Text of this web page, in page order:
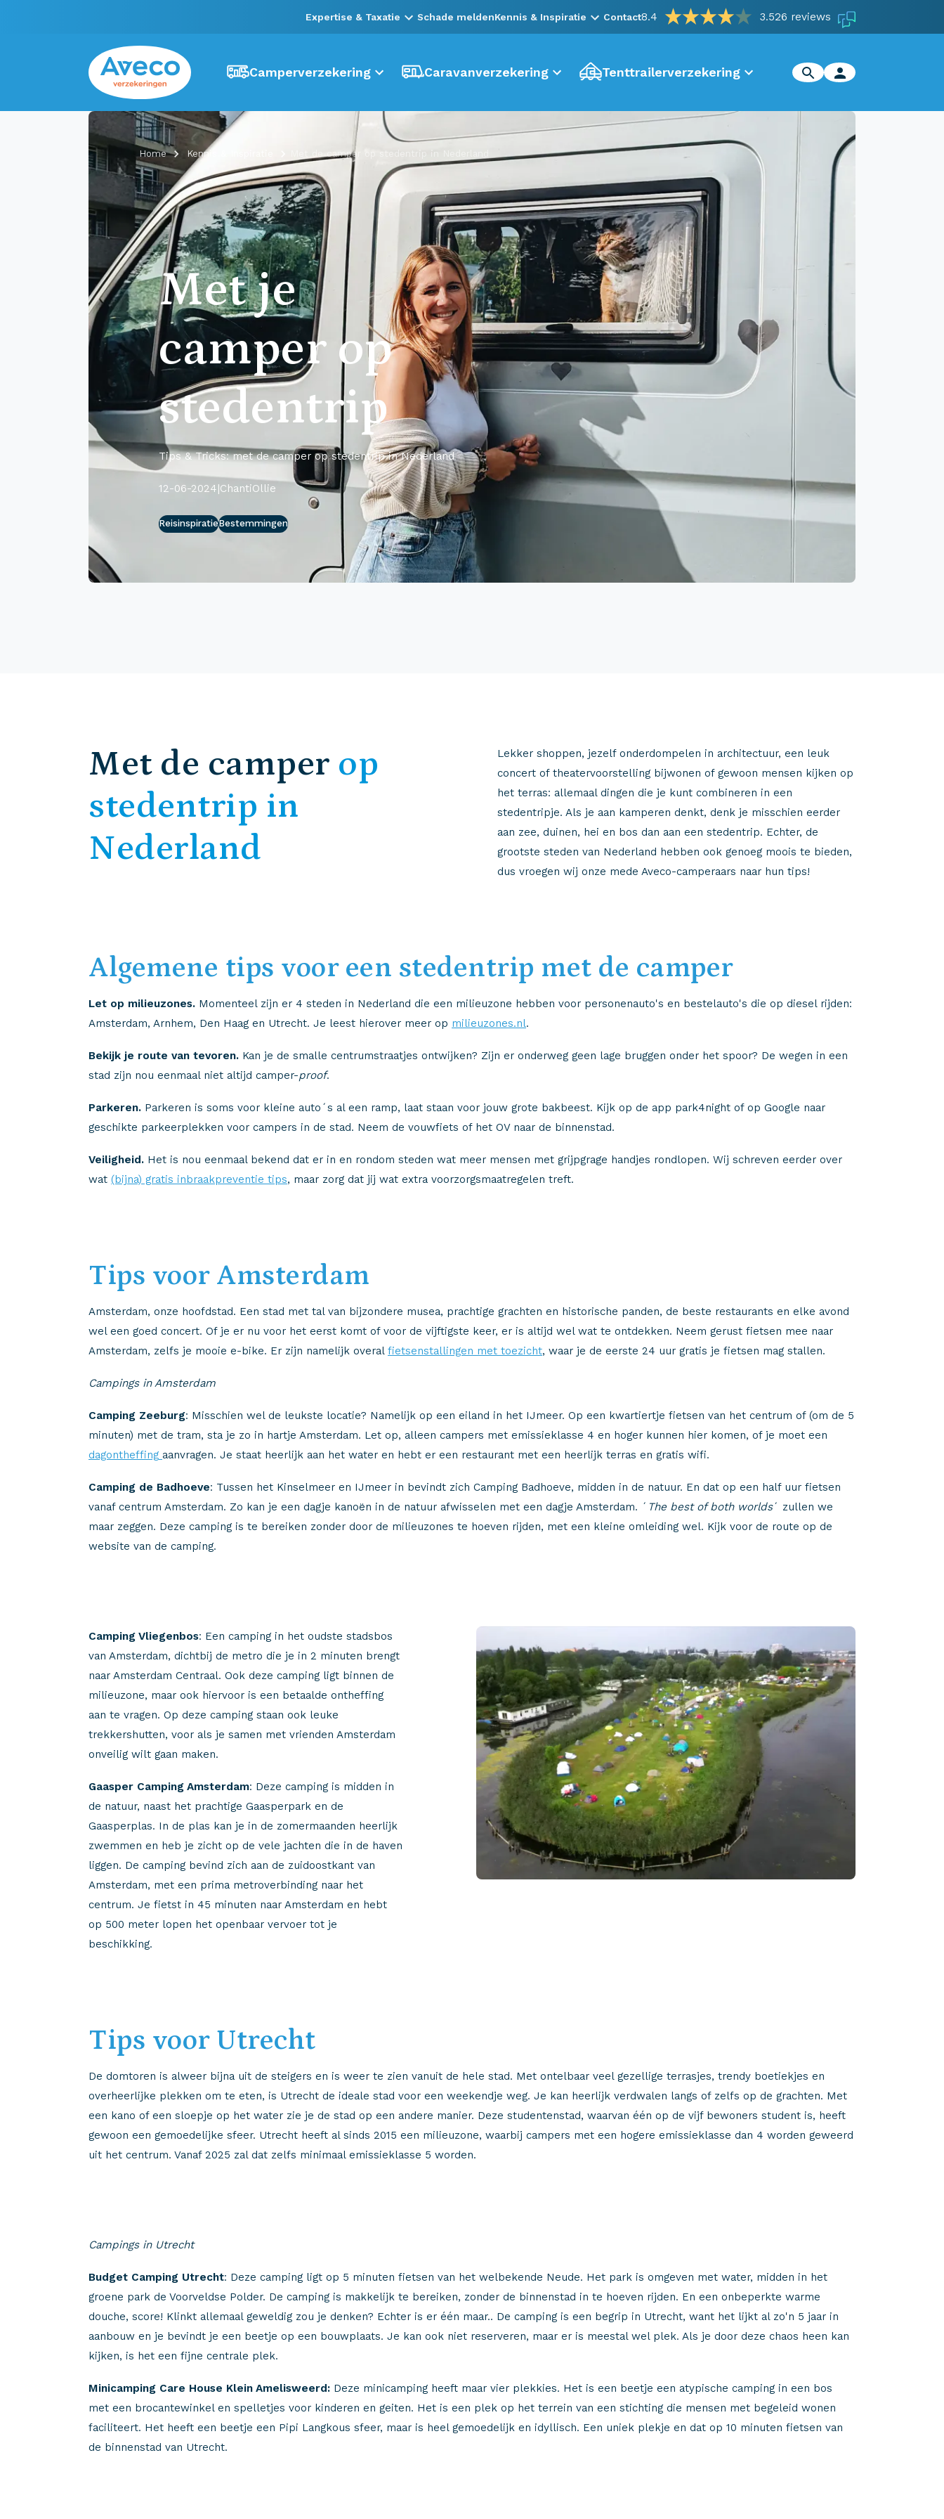
Expertise & Taxatie Schade meldenKennis & Inspiratie Contact8.4 3.526 reviews
Camperverzekering Caravanverzekering Tenttrailerverzekering
Home Kennis & Inspiratie Met de camper op stedentrip in Nederland
Met je
camper op
stedentrip
Tips & Tricks: met de camper op stedentrip in Nederland
12-06-2024|ChantiOllie
ReisinspiratieBestemmingen
Met de camper op
stedentrip in
Nederland
Lekker shoppen, jezelf onderdompelen in architectuur, een leuk
concert of theatervoorstelling bijwonen of gewoon mensen kijken op
het terras: allemaal dingen die je kunt combineren in een
stedentripje. Als je aan kamperen denkt, denk je misschien eerder
aan zee, duinen, hei en bos dan aan een stedentrip. Echter, de
grootste steden van Nederland hebben ook genoeg moois te bieden,
dus vroegen wij onze mede Aveco-camperaars naar hun tips!
Algemene tips voor een stedentrip met de camper
Let op milieuzones. Momenteel zijn er 4 steden in Nederland die een milieuzone hebben voor personenauto's en bestelauto's die op diesel rijden:
Amsterdam, Arnhem, Den Haag en Utrecht. Je leest hierover meer op milieuzones.nl.
Bekijk je route van tevoren. Kan je de smalle centrumstraatjes ontwijken? Zijn er onderweg geen lage bruggen onder het spoor? De wegen in een
stad zijn nou eenmaal niet altijd camper-proof.
Parkeren. Parkeren is soms voor kleine auto´s al een ramp, laat staan voor jouw grote bakbeest. Kijk op de app park4night of op Google naar
geschikte parkeerplekken voor campers in de stad. Neem de vouwfiets of het OV naar de binnenstad.
Veiligheid. Het is nou eenmaal bekend dat er in en rondom steden wat meer mensen met grijpgrage handjes rondlopen. Wij schreven eerder over
wat (bijna) gratis inbraakpreventie tips, maar zorg dat jij wat extra voorzorgsmaatregelen treft.
Tips voor Amsterdam
Amsterdam, onze hoofdstad. Een stad met tal van bijzondere musea, prachtige grachten en historische panden, de beste restaurants en elke avond
wel een goed concert. Of je er nu voor het eerst komt of voor de vijftigste keer, er is altijd wel wat te ontdekken. Neem gerust fietsen mee naar
Amsterdam, zelfs je mooie e-bike. Er zijn namelijk overal fietsenstallingen met toezicht, waar je de eerste 24 uur gratis je fietsen mag stallen.
Campings in Amsterdam
Camping Zeeburg: Misschien wel de leukste locatie? Namelijk op een eiland in het IJmeer. Op een kwartiertje fietsen van het centrum of (om de 5
minuten) met de tram, sta je zo in hartje Amsterdam. Let op, alleen campers met emissieklasse 4 en hoger kunnen hier komen, of je moet een
dagontheffing aanvragen. Je staat heerlijk aan het water en hebt er een restaurant met een heerlijk terras en gratis wifi.
Camping de Badhoeve: Tussen het Kinselmeer en IJmeer in bevindt zich Camping Badhoeve, midden in de natuur. En dat op een half uur fietsen
vanaf centrum Amsterdam. Zo kan je een dagje kanoën in de natuur afwisselen met een dagje Amsterdam. ´ The best of both worlds´ zullen we
maar zeggen. Deze camping is te bereiken zonder door de milieuzones te hoeven rijden, met een kleine omleiding wel. Kijk voor de route op de
website van de camping.
Camping Vliegenbos: Een camping in het oudste stadsbos
van Amsterdam, dichtbij de metro die je in 2 minuten brengt
naar Amsterdam Centraal. Ook deze camping ligt binnen de
milieuzone, maar ook hiervoor is een betaalde ontheffing
aan te vragen. Op deze camping staan ook leuke
trekkershutten, voor als je samen met vrienden Amsterdam
onveilig wilt gaan maken.
Gaasper Camping Amsterdam: Deze camping is midden in
de natuur, naast het prachtige Gaasperpark en de
Gaasperplas. In de plas kan je in de zomermaanden heerlijk
zwemmen en heb je zicht op de vele jachten die in de haven
liggen. De camping bevind zich aan de zuidoostkant van
Amsterdam, met een prima metroverbinding naar het
centrum. Je fietst in 45 minuten naar Amsterdam en hebt
op 500 meter lopen het openbaar vervoer tot je
beschikking.
Tips voor Utrecht
De domtoren is alweer bijna uit de steigers en is weer te zien vanuit de hele stad. Met ontelbaar veel gezellige terrasjes, trendy boetiekjes en
overheerlijke plekken om te eten, is Utrecht de ideale stad voor een weekendje weg. Je kan heerlijk verdwalen langs of zelfs op de grachten. Met
een kano of een sloepje op het water zie je de stad op een andere manier. Deze studentenstad, waarvan één op de vijf bewoners student is, heeft
gewoon een gemoedelijke sfeer. Utrecht heeft al sinds 2015 een milieuzone, waarbij campers met een hogere emissieklasse dan 4 worden geweerd
uit het centrum. Vanaf 2025 zal dat zelfs minimaal emissieklasse 5 worden.
Campings in Utrecht
Budget Camping Utrecht: Deze camping ligt op 5 minuten fietsen van het welbekende Neude. Het park is omgeven met water, midden in het
groene park de Voorveldse Polder. De camping is makkelijk te bereiken, zonder de binnenstad in te hoeven rijden. En een onbeperkte warme
douche, score! Klinkt allemaal geweldig zou je denken? Echter is er één maar.. De camping is een begrip in Utrecht, want het lijkt al zo'n 5 jaar in
aanbouw en je bevindt je een beetje op een bouwplaats. Je kan ook niet reserveren, maar er is meestal wel plek. Als je door deze chaos heen kan
kijken, is het een fijne centrale plek.
Minicamping Care House Klein Amelisweerd: Deze minicamping heeft maar vier plekkies. Het is een beetje een atypische camping in een bos
met een brocantewinkel en spelletjes voor kinderen en geiten. Het is een plek op het terrein van een stichting die mensen met begeleid wonen
faciliteert. Het heeft een beetje een Pipi Langkous sfeer, maar is heel gemoedelijk en idyllisch. Een uniek plekje en dat op 10 minuten fietsen van
de binnenstad van Utrecht.